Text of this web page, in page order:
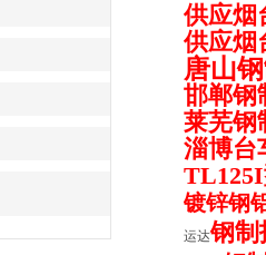
供应烟
供应烟
唐山
邯郸钢
莱芜钢
淄博台
镀锌钢
运达钢制